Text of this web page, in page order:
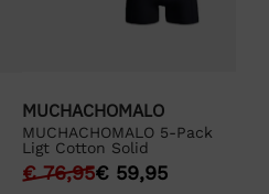
MUCHACHOMALO
MUCHACHOMALO 5-Pack
Ligt Cotton Solid
€76,95€ 59,95